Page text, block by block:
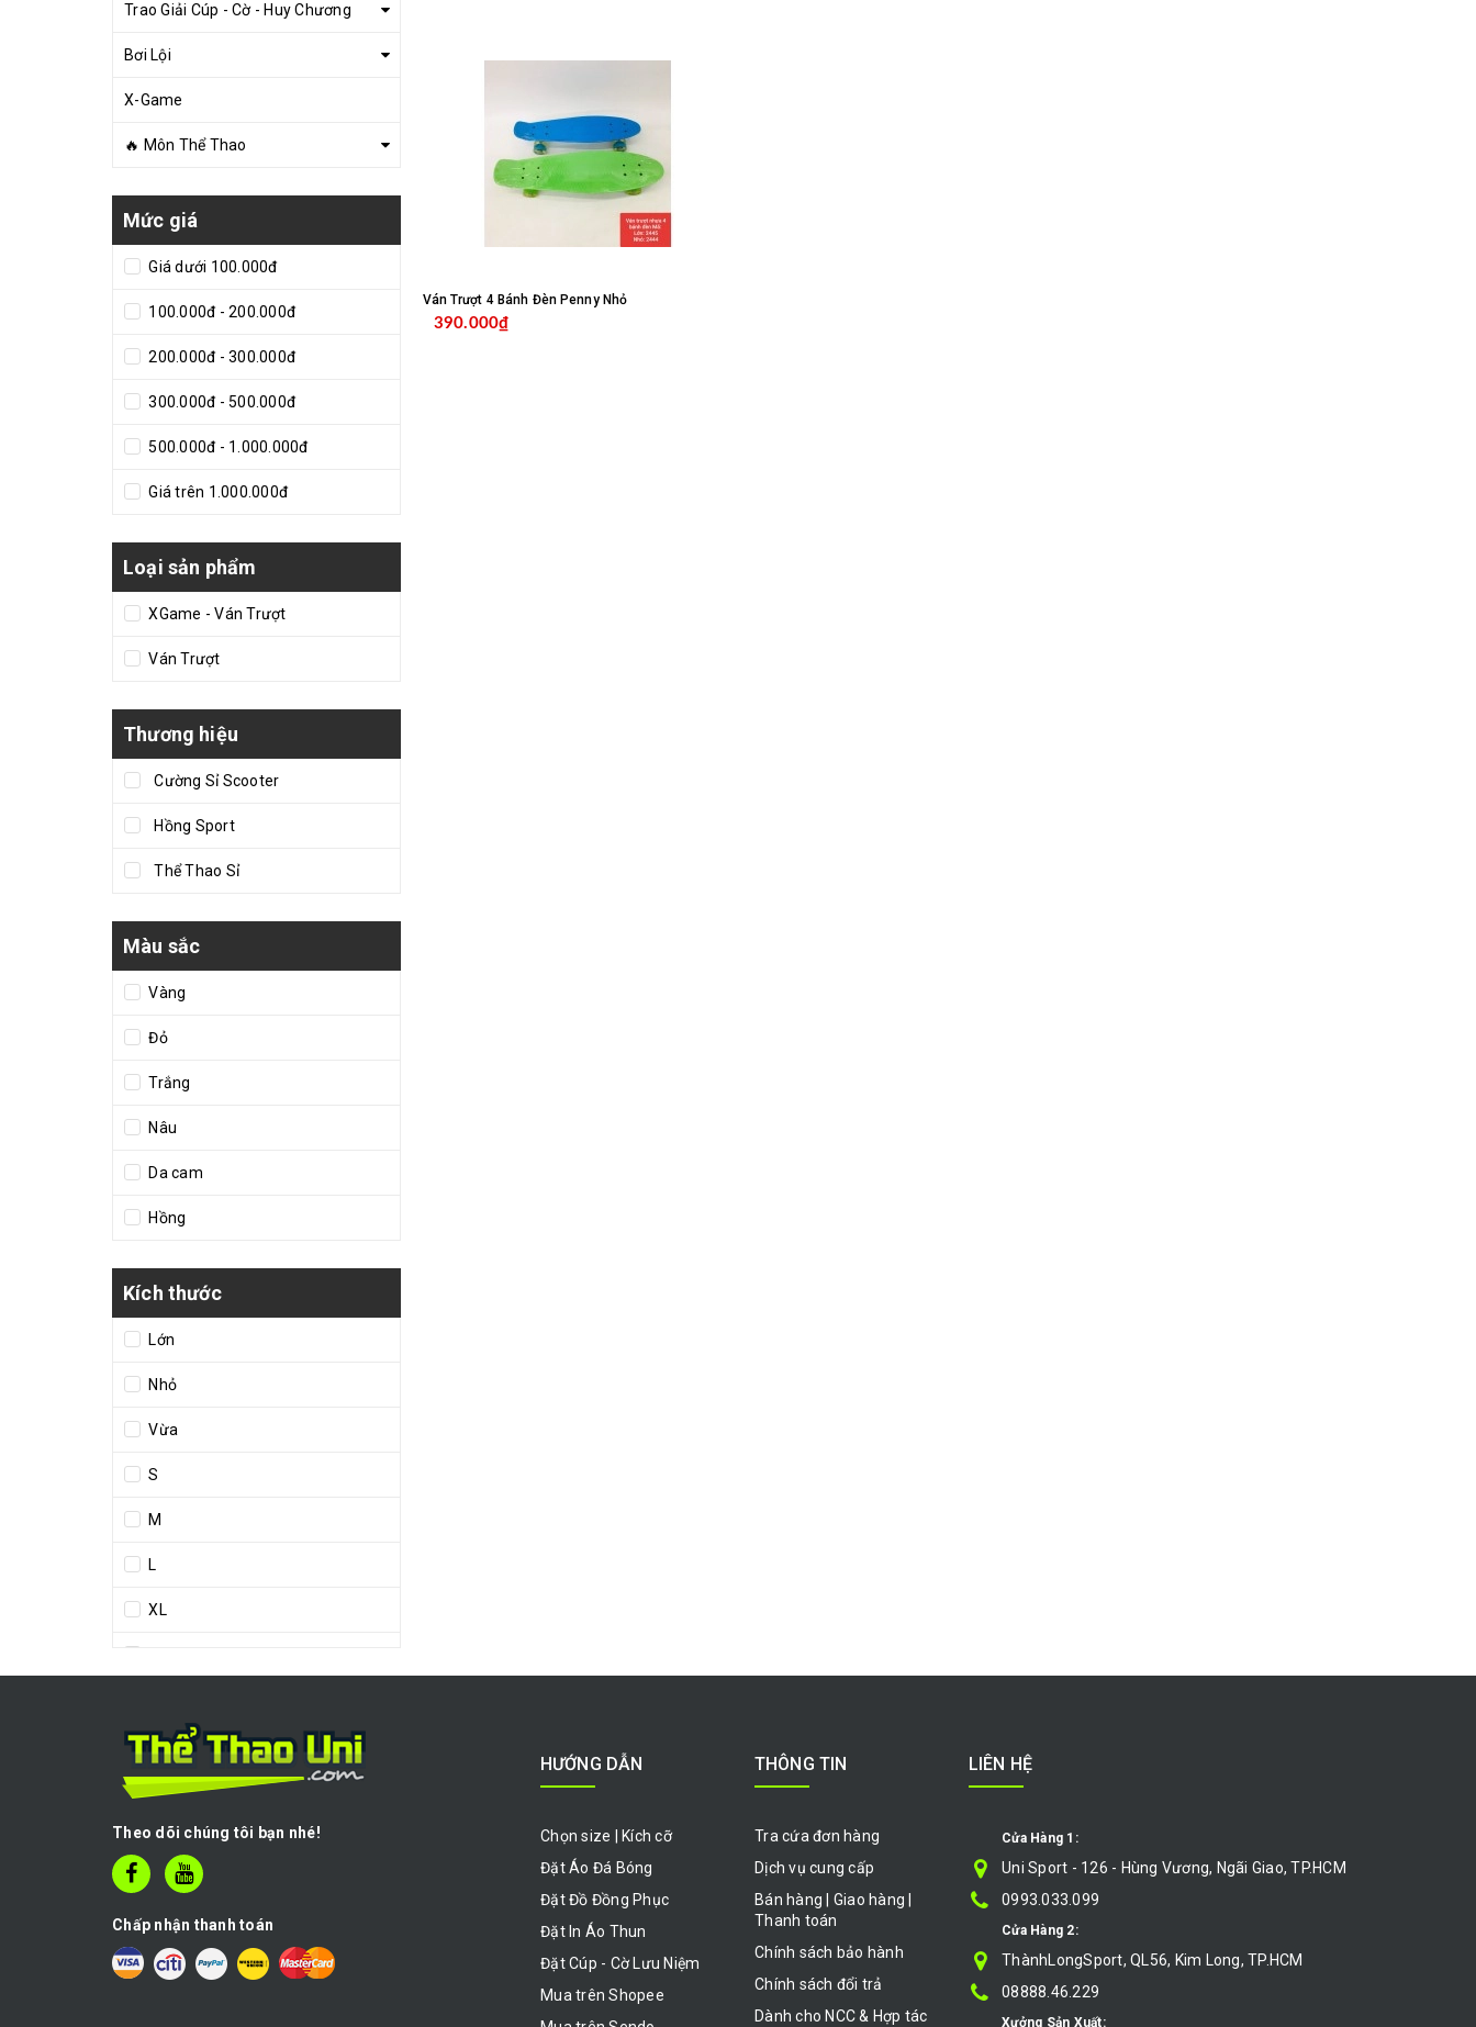
Ván Trượt 4 Bánh Đèn Penny Nhỏ
390.000₫
Trao Giải Cúp - Cờ - Huy Chương
Bơi Lội
X-Game
🔥 Môn Thể Thao
Mức giá
Giá dưới 100.000đ
100.000đ - 200.000đ
200.000đ - 300.000đ
300.000đ - 500.000đ
500.000đ - 1.000.000đ
Giá trên 1.000.000đ
Loại sản phẩm
XGame - Ván Trượt
Ván Trượt
Thương hiệu
Cường Sỉ Scooter
Hồng Sport
Thể Thao Sỉ
Màu sắc
Vàng
Đỏ
Trắng
Nâu
Da cam
Hồng
Kích thước
Lớn
Nhỏ
Vừa
S
M
L
XL
40
42
43
44
Theo dõi chúng tôi bạn nhé!
Chấp nhận thanh toán
HƯỚNG DẪN
Chọn size | Kích cỡ
Đặt Áo Đá Bóng
Đặt Đồ Đồng Phục
Đặt In Áo Thun
Đặt Cúp - Cờ Lưu Niệm
Mua trên Shopee
THÔNG TIN
Tra cứa đơn hàng
Dịch vụ cung cấp
Bán hàng | Giao hàng |
Thanh toán
Chính sách bảo hành
Chính sách đổi trả
Dành cho NCC & Hợp tác
LIÊN HỆ
Cửa Hàng 1:
Uni Sport - 126 - Hùng Vương, Ngãi Giao, TP.HCM
0993.033.099
Cửa Hàng 2:
ThànhLongSport, QL56, Kim Long, TP.HCM
08888.46.229
Xưởng Sản Xuất: